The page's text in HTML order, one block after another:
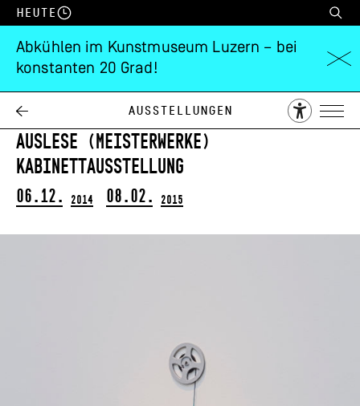
Heute
Abkühlen im Kunstmuseum Luzern – bei
konstanten 20 Grad!
Ausstellungen
Anna-Sabina
Zürrer
Auslese (Meisterwerke)
Kabinettausstellung
06.12. 2014 08.02. 2015